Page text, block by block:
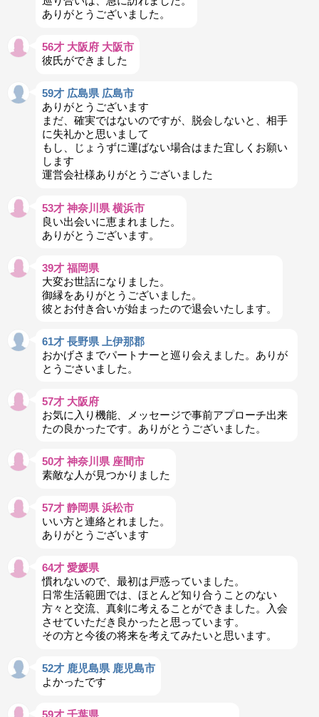
ありがとうございました。
56才 大阪府 大阪市
彼氏ができました
59才 広島県 広島市
ありがとうございます
まだ、確実ではないのですが、脱会しないと、相手
に失礼かと思いまして
もし、じょうずに運ばない場合はまた宜しくお願い
します
運営会社様ありがとうございました
53才 神奈川県 横浜市
良い出会いに恵まれました。
ありがとうございます。
39才 福岡県
大変お世話になりました。
御縁をありがとうございました。
彼とお付き合いが始まったので退会いたします。
61才 長野県 上伊那郡
おかげさまでパートナーと巡り会えました。ありが
とうごさいました。
57才 大阪府
お気に入り機能、メッセージで事前アプローチ出来
たの良かったです。ありがとうございました。
50才 神奈川県 座間市
素敵な人が見つかりました
57才 静岡県 浜松市
いい方と連絡とれました。
ありがとうございます
64才 愛媛県
慣れないので、最初は戸惑っていました。
日常生活範囲では、ほとんど知り合うことのない
方々と交流、真剣に考えることができました。入会
させていただき良かったと思っています。
その方と今後の将来を考えてみたいと思います。
52才 鹿児島県 鹿児島市
よかったです